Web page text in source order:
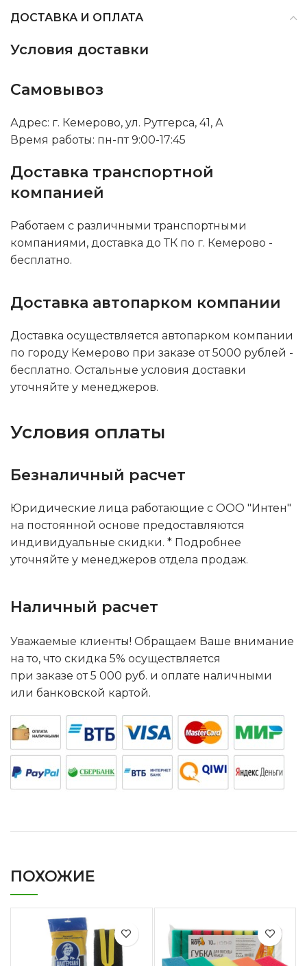
ДОСТАВКА И ОПЛАТА
Условия доставки
Самовывоз
Адрес: г. Кемерово, ул. Рутгерса, 41, А
Время работы: пн-пт 9:00-17:45
Доставка транспортной
компанией
Работаем с различными транспортными
компаниями, доставка до ТК по г. Кемерово -
бесплатно.
Доставка автопарком компании
Доставка осуществляется автопарком компании
по городу Кемерово при заказе от 5000 рублей -
бесплатно. Остальные условия доставки
уточняйте у менеджеров.
Условия оплаты
Безналичный расчет
Юридические лица работающие с ООО "Интен"
на постоянной основе предоставляются
индивидуальные скидки. * Подробнее
уточняйте у менеджеров отдела продаж.
Наличный расчет
Уважаемые клиенты! Обращаем Ваше внимание
на то, что скидка 5% осуществляется
при заказе от 5 000 руб. и оплате наличными
или банковской картой.
ПОХОЖИЕ